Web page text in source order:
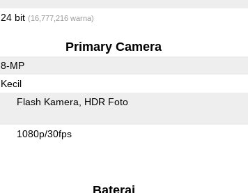
24 bit (16,777,216 warna)
Primary Camera
8-MP
Kecil
Flash Kamera HDR Foto
1080p/30fps
Baterai